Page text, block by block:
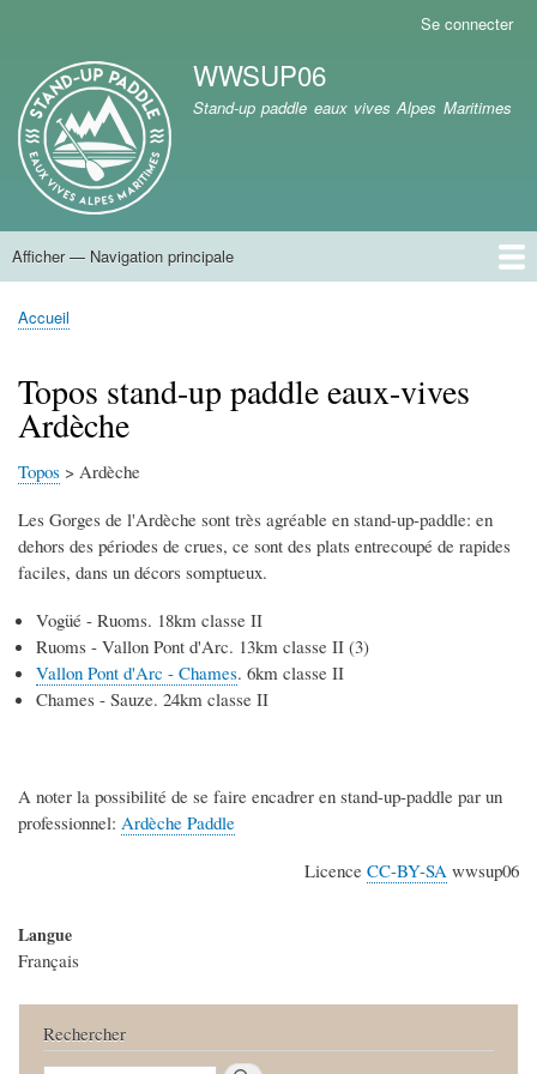
contenu
principal
compte
de
l'utilisateur
Se connecter
Marque du site
WWSUP06
Stand-up paddle eaux vives Alpes Maritimes
Navigation
Afficher — Navigation principale
Accueil
Fil
Accueil
Topos stand-up paddle eaux-vives
Ardèche
Topos > Ardèche
Les Gorges de l'Ardèche sont très agréable en stand-up-paddle: en
dehors des périodes de crues, ce sont des plats entrecoupé de rapides
faciles, dans un décors somptueux.
Vogüé - Ruoms. 18km classe II
Ruoms - Vallon Pont d'Arc. 13km classe II (3)
Vallon Pont d'Arc - Chames. 6km classe II
Chames - Sauze. 24km classe II
A noter la possibilité de se faire encadrer en stand-up-paddle par un
professionnel: Ardèche Paddle
Licence CC-BY-SA wwsup06
Langue
Français
Rechercher